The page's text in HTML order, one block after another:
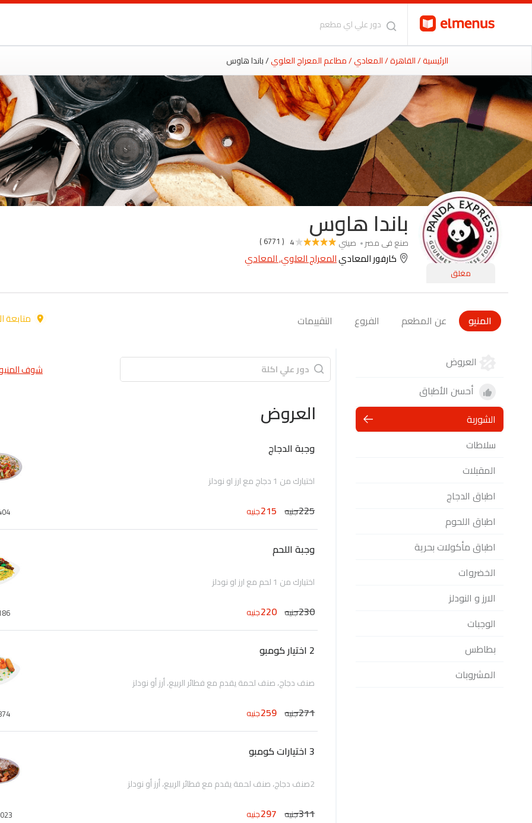
الرئيسية/ القاهرة/ المعادي/ مطاعم المعراج العلوي/ باندا هاوس
مغلق
باندا هاوس 4
( 6771 ) صنع فى مصر صيني
كارفور المعاديالمعراج العلوي, المعادي
متابعة المنيو عن المطعم الفروع التقييمات
العروض
أحسن الأطباق
الشوربة
سلاطات
المقبلات
اطباق الدجاج
اطباق اللحوم
اطباق مأكولات بحرية
الخضروات
الارز و النودلز
الوجبات
بطاطس
المشروبات
شوف
العروض
وجبة الدجاج
اختيارك من 1 دجاج مع ارز او نودلز
225جنيه 215جنيه
وجبة اللحم
اختيارك من 1 لحم مع ارز او نودلز
230جنيه 220جنيه
2 اختيار كومبو
صنف دجاج، صنف لحمة يقدم مع فطائر الربيع، أرز أو نودلز
271جنيه 259جنيه
3 اختيارات كومبو
2صنف دجاج، صنف لحمة يقدم مع فطائر الربيع، أرز أو نودلز
311جنيه 297جنيه